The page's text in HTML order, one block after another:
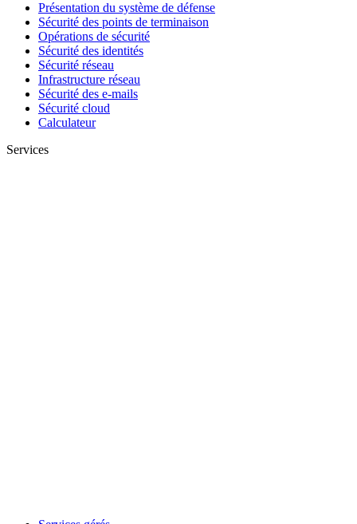
Présentation du système de défense
Sécurité des points de terminaison
Opérations de sécurité
Sécurité des identités
Sécurité réseau
Infrastructure réseau
Sécurité des e-mails
Sécurité cloud
Calculateur
Services